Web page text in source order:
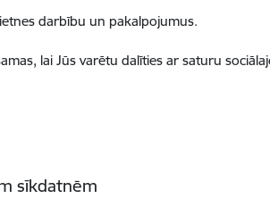
darbību un pakalpojumus.
lai Jūs varētu dalīties ar saturu
sīkdatnēm